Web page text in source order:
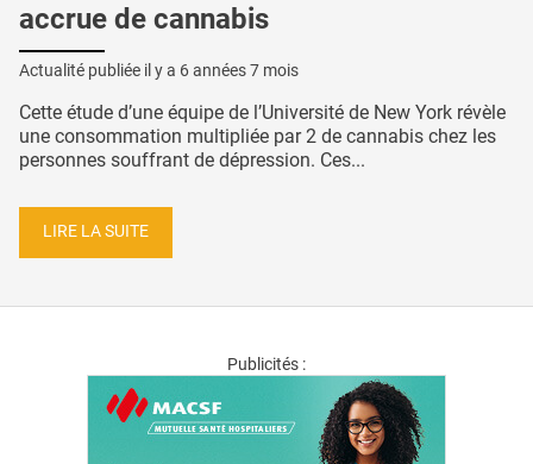
accrue de cannabis
Actualité publiée il y a 6 années 7 mois
Cette étude d’une équipe de l’Université de New York révèle
une consommation multipliée par 2 de cannabis chez les
personnes souffrant de dépression. Ces...
LIRE LA SUITE
Publicités :